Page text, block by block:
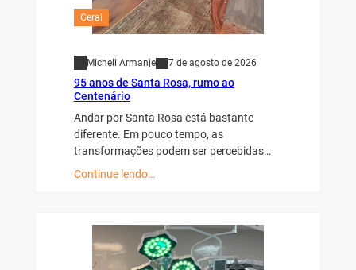
Geral
Micheli Armanje 7 de agosto de 2026
95 anos de Santa Rosa, rumo ao
Centenário
Andar por Santa Rosa está bastante
diferente. Em pouco tempo, as
transformações podem ser percebidas…
Continue lendo…